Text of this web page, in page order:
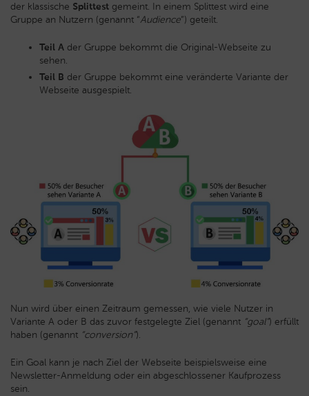
der klassische Splittest gemeint. In einem Splittest wird eine
Gruppe an Nutzern (genannt “Audience”) geteilt.
Teil A der Gruppe bekommt die Original-Webseite zu
sehen.
Teil B der Gruppe bekommt eine veränderte Variante der
Webseite ausgespielt.
Nun wird über einen Zeitraum gemessen, wie viele Nutzer in
Variante A oder B das zuvor festgelegte Ziel (genannt “goal”) erfüllt
haben (genannt “conversion”).
Ein Goal kann je nach Ziel der Webseite beispielsweise eine
Newsletter-Anmeldung oder ein abgeschlossener Kaufprozess
sein.